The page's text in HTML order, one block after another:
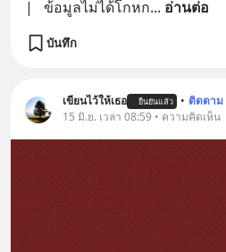
|   ข้อมูลไม่ได้โกหก... อ่านต่อ
บันทึก
เขียนไว้ให้เธอ ยืนยันแล้ว • ติดตาม
15 มิ.ย. เวลา 08:59 • ความคิดเห็น